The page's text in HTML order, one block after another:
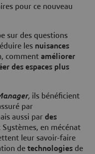
pour ce nouveau
sur des questions
les nuisances
comment améliorer
des espaces plus
, ils bénéficient
par
aussi par des
Systèmes, en mécénat
leur savoir-faire
de technologies de